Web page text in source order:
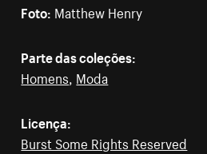
Foto: Matthew Henry
Parte das coleções:
Homens, Moda
Licença:
Burst Some Rights Reserved